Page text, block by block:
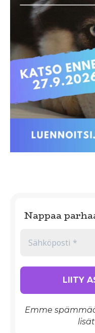
Nappaa
Emme